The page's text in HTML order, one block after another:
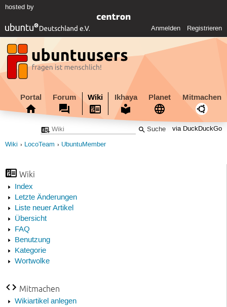
hosted by
Anmelden Registrieren
Portal Forum Wiki Ikhaya Planet Mitmachen
via DuckDuckGo
Wiki LocoTeam UbuntuMember
Wiki
Index
Letzte Änderungen
Liste neuer Artikel
Übersicht
FAQ
Benutzung
Kategorie
Wortwolke
Mitmachen
Wikiartikel anlegen